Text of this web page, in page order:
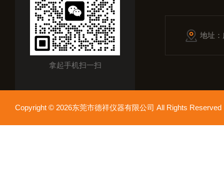
拿起手机扫一扫
地址
Copyright © 2026东莞市德祥仪器有限公司 All Rights